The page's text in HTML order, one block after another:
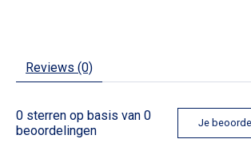
Reviews (0)
0 sterren op basis van 0
beoordelingen
Je